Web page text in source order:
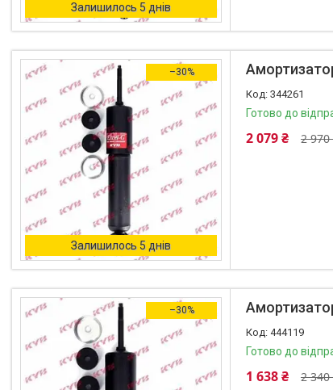
Залишилось 5 днів
–30%
Залишилось 5 днів
344261
Готово до
2 970
2 079 ₴
–30%
444119
Готово до
2 340
1 638 ₴